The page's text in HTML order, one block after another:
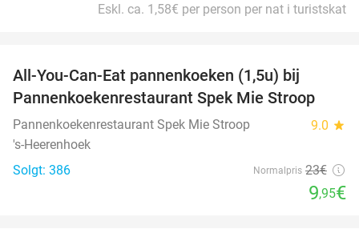
Eskl. ca. 1,58€ per person per nat i turistskat
All-You-Can-Eat pannenkoeken (1,5u) bij
Pannenkoekenrestaurant Spek Mie Stroop
Pannenkoekenrestaurant Spek Mie Stroop 9.0 star
's-Heerenhoek
Solgt: 386
Normalpris 23€
9,95€